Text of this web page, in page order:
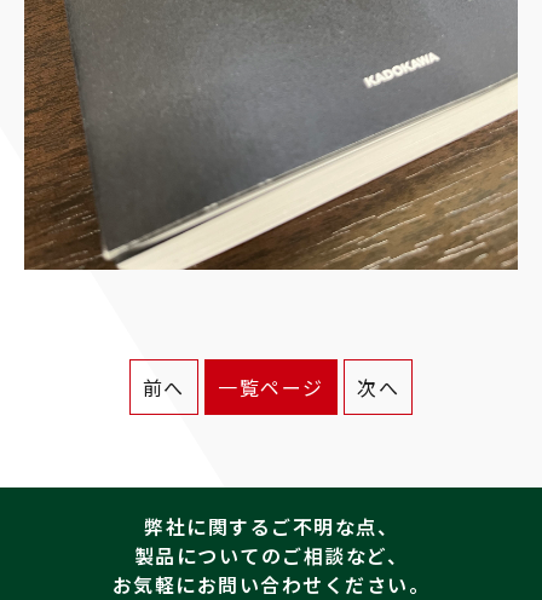
前へ 一覧ページ 次へ
弊社に関するご不明な点、
製品についてのご相談など、
お気軽にお問い合わせください。